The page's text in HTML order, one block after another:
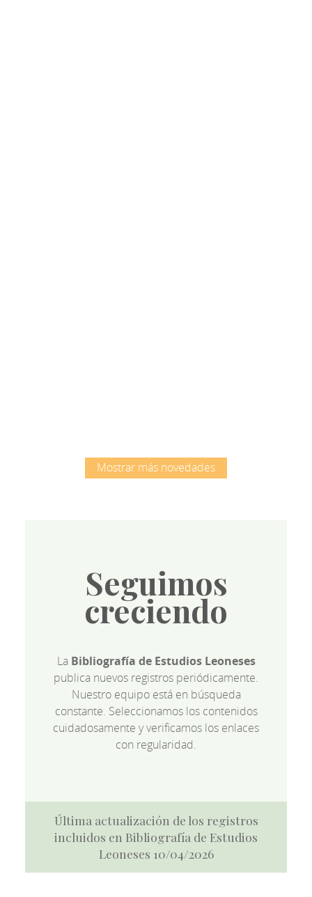
Mostrar más novedades
Seguimos
creciendo
La Bibliografía de Estudios Leoneses
publica nuevos registros periódicamente.
Nuestro equipo está en búsqueda
constante. Seleccionamos los contenidos
cuidadosamente y verificamos los enlaces
con regularidad.
Última actualización de los registros
incluidos en Bibliografía de Estudios
Leoneses 10/04/2026